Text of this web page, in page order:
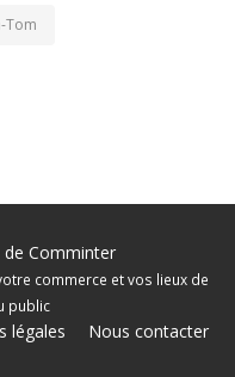
Tom
Comminter
commerce et vos lieux de
public
légales Nous contacter